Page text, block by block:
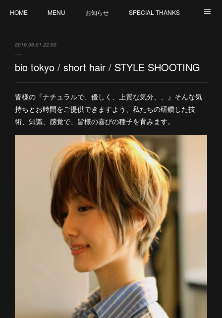
HOME MENU お知らせ SPECIAL THANKS
2019.06.01 22:00
bio tokyo / short hair / STYLE SHOOTING
皆様の『ナチュラルで、優しく、上質な気分、、』そんな気
持ちとお時間をご提供できますよう、私たちの研鑽した技
術、知識、感覚で、皆様の喜びの種子を育みます。